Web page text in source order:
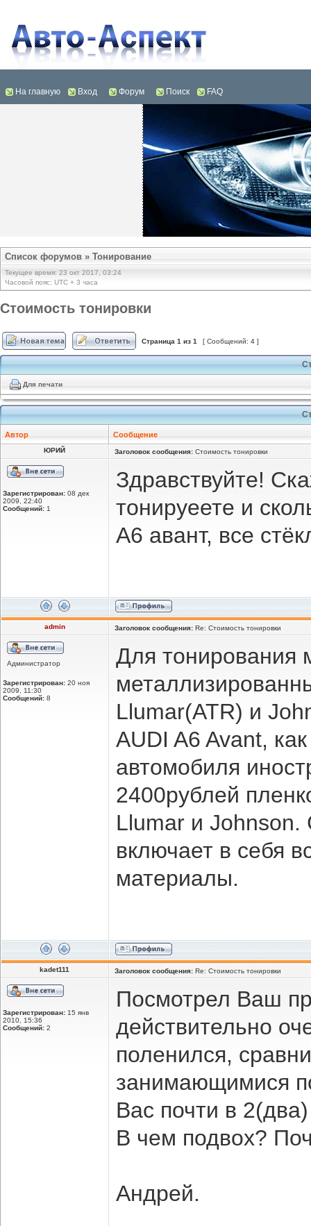
На главную Вход Форум Поиск FAQ
Список форумов » Тонирование
Текущее время: 23 окт 2017, 03:24
Часовой пояс: UTC + 3 часа
Стоимость тонировки
Страница 1 из 1 [ Сообщений: 4 ]
Для печати
Автор Сообщение
ЮРИЙ Заголовок сообщения: Стоимость тонировки
Зарегистрирован: 08 дек
2009, 22:40
Сообщений: 1
Здравствуйте!
тонируеете и
A6 авант, все
admin Заголовок сообщения: Re: Стоимость тонировки
Администратор
Зарегистрирован: 20 ноя
2009, 11:30
Сообщений: 8
Для тонирования
Llumar(ATR) и
AUDI A6 Avant,
автомобиля
2400рублей
Llumar и Johnson.
включает в себя
материалы.
kadet111 Заголовок сообщения: Re: Стоимость тонировки
Зарегистрирован: 15 янв
2010, 15:36
Сообщений: 2
Посмотрел Ваш
действительно
поленился,
занимающимися
Вас почти в
В чем подвох?
Андрей.